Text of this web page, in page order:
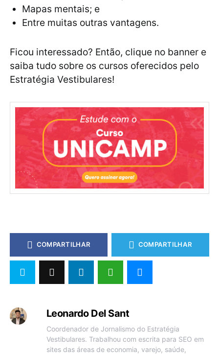
Mapas mentais; e
Entre muitas outras vantagens.
Ficou interessado? Então, clique no banner e
saiba tudo sobre os cursos oferecidos pelo
Estratégia Vestibulares!
COMPARTILHAR COMPARTILHAR
Leonardo Del Sant
Coordenador de Jornalismo do Estratégia
Vestibulares. Trabalhou com escrita para SEO em
sites das áreas de economia, varejo, saúde,